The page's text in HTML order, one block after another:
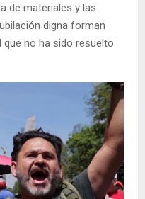
de materiales y las
digna forman
no ha sido resuelto